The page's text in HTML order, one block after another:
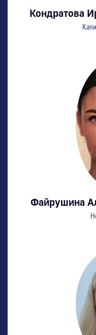
Кондратова
Файрушина